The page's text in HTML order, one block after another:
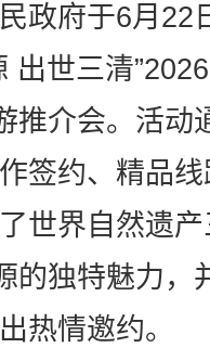
政府于6月22
出世三清
推介会。活动
签约、精品
世界自然遗
的独特魅力，
热情邀约。